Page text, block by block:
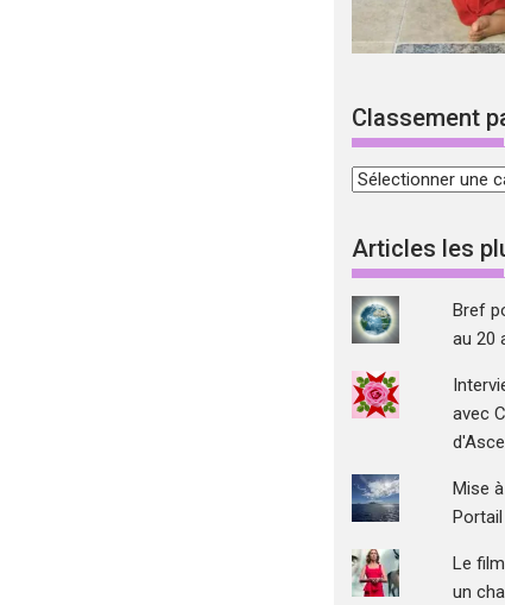
Classement
Classement
sujets
Articles les
Bref
au 20
avec
Mise
Le
un